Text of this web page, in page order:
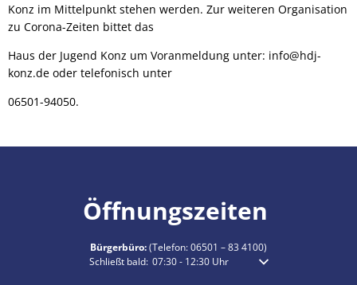
Konz im Mittelpunkt stehen werden. Zur weiteren Organisation
zu Corona-Zeiten bittet das
Haus der Jugend Konz um Voranmeldung unter: info@hdj-
konz.de oder telefonisch unter
06501-94050.
Öffnungszeiten
Bürgerbüro:(Telefon:06501 – 83 4100)
Klicken, um weitere Öffnungs- oder Schließzeiten
Schließt bald: 07:30- 12:30Uhr Von 07:30 bis 12:30 Uhr